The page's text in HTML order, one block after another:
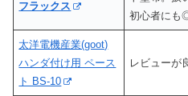
フラックス
初心者にも
太洋電機産業(goot)
ハンダ付け用 ペース
ト BS-10
レビューが